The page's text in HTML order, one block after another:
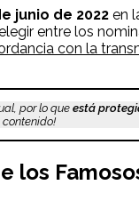
junio de 2022 en
entre los
con la
por lo que está
contenido!
los